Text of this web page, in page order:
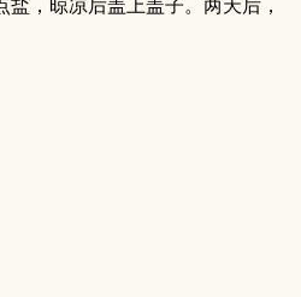
，晾凉后盖上盖子。两天后，